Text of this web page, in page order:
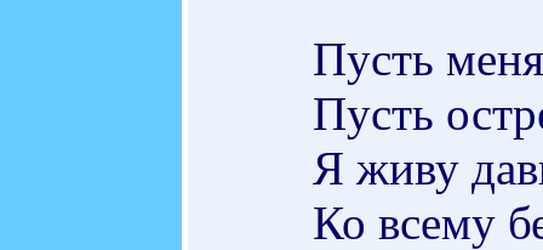
Пусть
Пусть
Я живу
Ко всему